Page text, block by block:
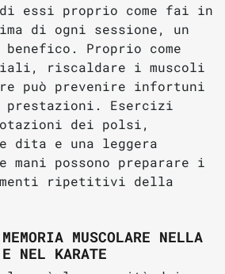
essi proprio come fai in
di ogni sessione, un
benefico. Proprio come
riscaldare i muscoli
può prevenire infortuni
Esercizi
dei polsi,
dita e una leggera
mani possono preparare i
ripetitivi della
MUSCOLARE NELLA
NEL KARATE